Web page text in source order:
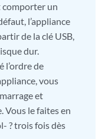
comporter un
l’appliance
de la clé USB,
dur.
l’ordre de
vous
et
Vous le faites en
? trois fois dès